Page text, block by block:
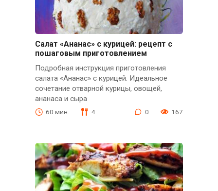
Салат «Ананас» с курицей: рецепт с
пошаговым приготовлением
Подробная инструкция приготовления
салата «Ананас» с курицей. Идеальное
сочетание отварной курицы, овощей,
ананаса и сыра
60 мин. 4 0 167